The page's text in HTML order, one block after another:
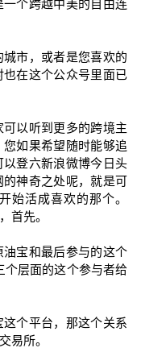
个跨越中美的自由连
市，或者是您喜欢的
在这个公众号里面已
以听到更多的跨境主
如果希望随时能够追
登六新浪微博今日头
神奇之处呢，就是可
始活成喜欢的那个。
首先。
宝和最后参与的这个
个层面的这个参与者给
个平台，那这个关系
易所。